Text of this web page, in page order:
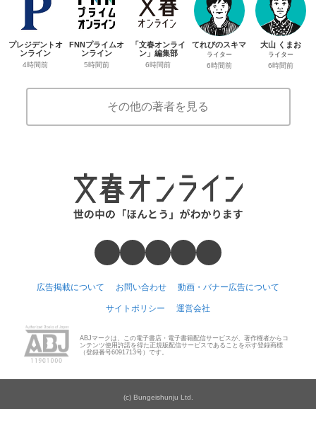
プレジデントオ
ンライン
4時間前
FNNプライムオ
ンライン
5時間前
「文春オンライ
ン」編集部
6時間前
てれびのスキマ
ライター
6時間前
大山 くまお
ライター
6時間前
その他の著者を見る
広告掲載について お問い合わせ 動画・バナー広告について
サイトポリシー 運営会社
ABJマークは、この電子書店・電子書籍配信サービスが、著作権者からコ
ンテンツ使用許諾を得た正規版配信サービスであることを示す登録商標
（登録番号6091713号）です。
(c) Bungeishunju Ltd.